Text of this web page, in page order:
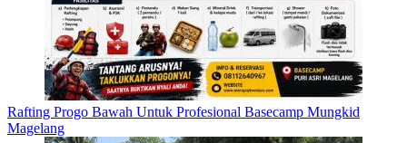
Rafting Progo Bawah Untuk Profesional Basecamp Mungkid
Magelang